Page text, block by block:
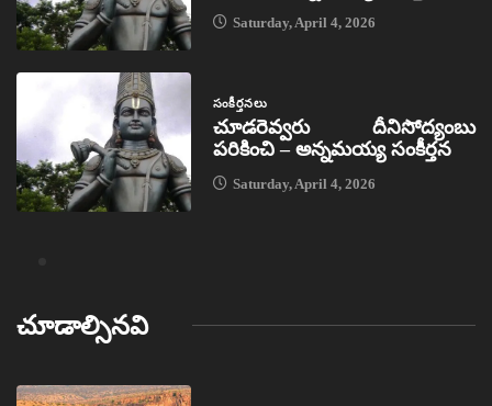
Saturday, April 4, 2026
సంకీర్తనలు
చూడరెవ్వరు దీనిసోద్యంబు
పరికించి – అన్నమయ్య సంకీర్తన
Saturday, April 4, 2026
చూడాల్సినవి